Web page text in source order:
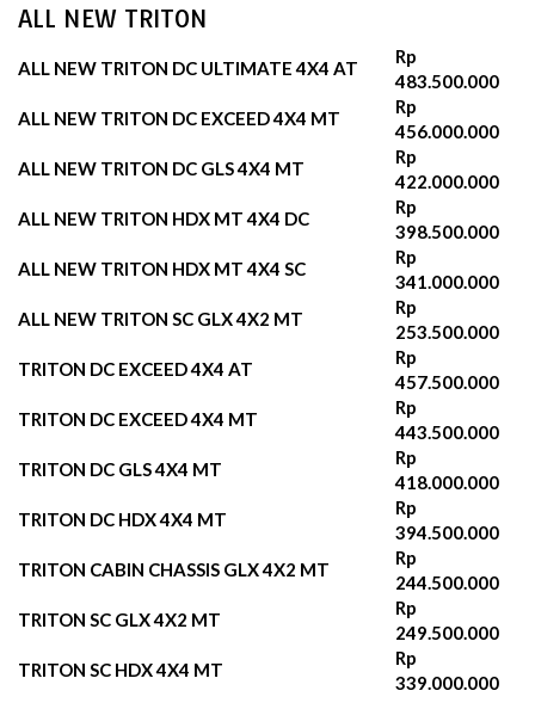
ALL NEW TRITON
ALL NEW TRITON DC ULTIMATE 4X4 AT
Rp
483.500.000
ALL NEW TRITON DC EXCEED 4X4 MT
Rp
456.000.000
ALL NEW TRITON DC GLS 4X4 MT
Rp
422.000.000
ALL NEW TRITON HDX MT 4X4 DC
Rp
398.500.000
ALL NEW TRITON HDX MT 4X4 SC
Rp
341.000.000
ALL NEW TRITON SC GLX 4X2 MT
Rp
253.500.000
TRITON DC EXCEED 4X4 AT
Rp
457.500.000
TRITON DC EXCEED 4X4 MT
Rp
443.500.000
TRITON DC GLS 4X4 MT
Rp
418.000.000
TRITON DC HDX 4X4 MT
Rp
394.500.000
TRITON CABIN CHASSIS GLX 4X2 MT
Rp
244.500.000
TRITON SC GLX 4X2 MT
Rp
249.500.000
TRITON SC HDX 4X4 MT
Rp
339.000.000